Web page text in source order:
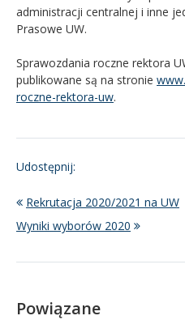
administracji centralnej i inne
Prasowe UW.
Sprawozdania roczne rektora
publikowane są na stronie
roczne-rektora-uw.
Udostępnij:
Rekrutacja 2020/2021 na UW
Wyniki wyborów 2020
Powiązane